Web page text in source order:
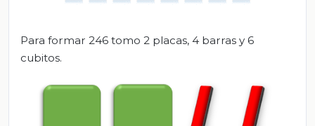
Para formar 246 tomo 2 placas, 4 barras y 6
cubitos.